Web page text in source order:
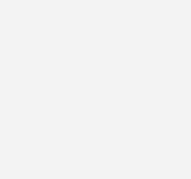
mit dem